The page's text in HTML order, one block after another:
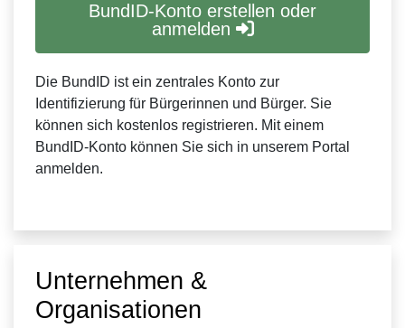
BundID-Konto erstellen oder
anmelden
Die BundID ist ein zentrales Konto zur
Identifizierung für Bürgerinnen und Bürger. Sie
können sich kostenlos registrieren. Mit einem
BundID-Konto können Sie sich in unserem Portal
anmelden.
Unternehmen &
Organisationen